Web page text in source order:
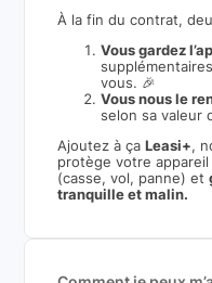
À la fin du contrat,
Vous gardez
vous. 🎉
Vous nous le
selon sa valeur
Ajoutez à çaLeasi+,
protège votre
(casse, vol, panne) et
tranquille et malin.